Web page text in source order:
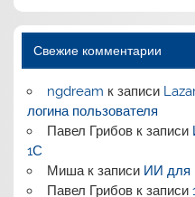
Свежие комментарии
ngdream к записи
логина пользователя
Павел Грибовк записи
1С
Мишак записи ИИ для
Павел Грибовк записи